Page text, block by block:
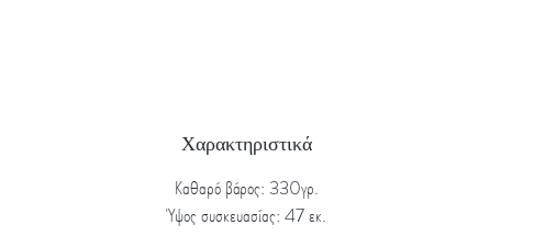
Χαρακτηριστικά
Καθαρό βάρος: 330γρ.
Ύψος συσκευασίας: 47 εκ.